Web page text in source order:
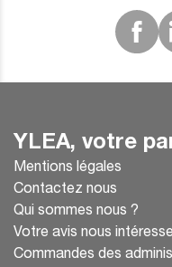
YLEA, votre
Mentions légales
Contactez nous
Qui sommes nous ?
Votre avis nous
Commandes des